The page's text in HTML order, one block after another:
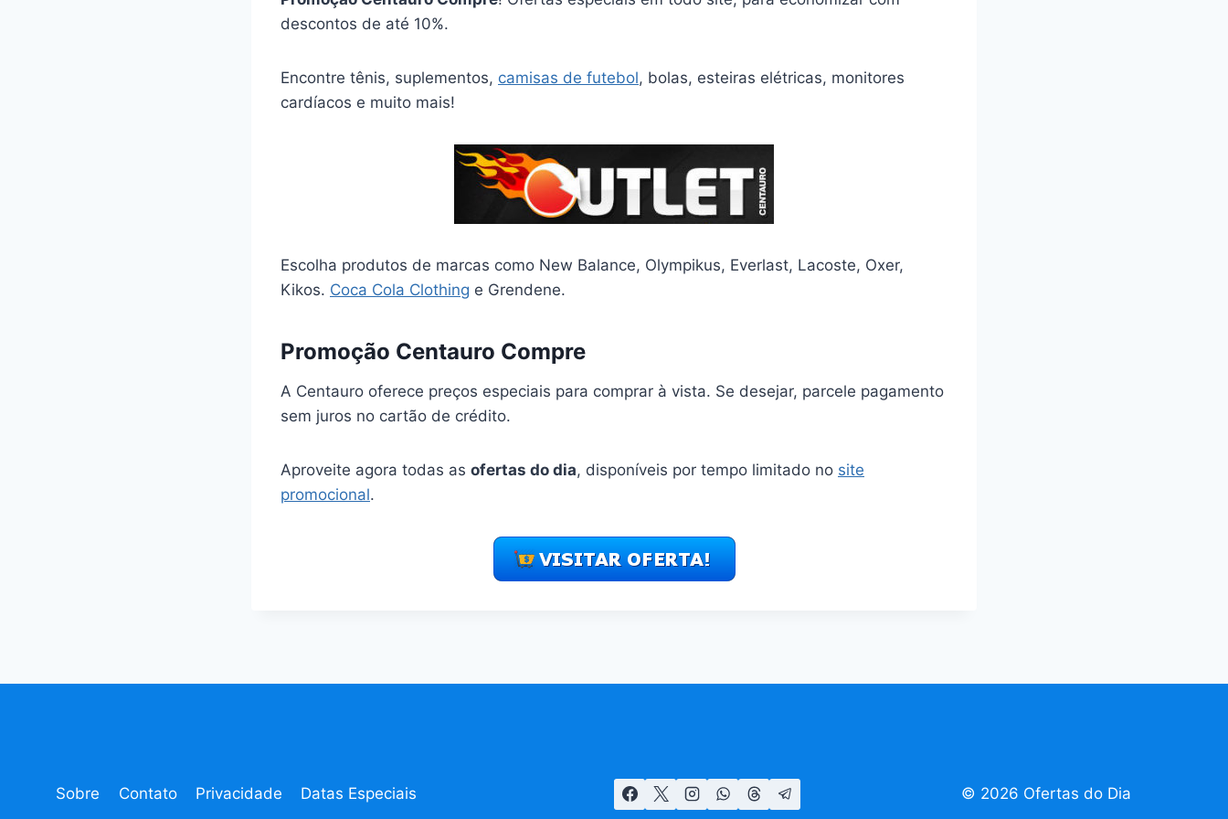
descontos de até 10%.
Encontre tênis, suplementos, camisas de futebol, bolas, esteiras elétricas, monitores
cardíacos e muito mais!
Escolha produtos de marcas como New Balance, Olympikus, Everlast, Lacoste, Oxer,
Kikos. Coca Cola Clothing e Grendene.
Promoção Centauro Compre
A Centauro oferece preços especiais para comprar à vista. Se desejar, parcele pagamento
sem juros no cartão de crédito.
Aproveite agora todas as ofertas do dia, disponíveis por tempo limitado no site
promocional.
Sobre Contato Privacidade Datas Especiais © 2026 Ofertas do Dia